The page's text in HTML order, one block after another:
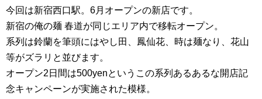
今回は新宿西口駅。6月オープンの新店です。
新宿の俺の麺 春道が同じエリア内で移転オープン。
系列は鈴蘭を筆頭にはやし田、鳳仙花、時は麺なり、花山
等がズラリと並びます。
オープン2日間は500yenというこの系列あるあるな開店記
念キャンペーンが実施された模様。